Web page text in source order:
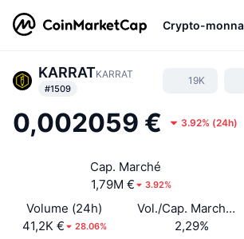
Crypto-
KARRATKARRAT
#1509
19K
0,002059 € 3.92% (24h)
Cap. Marché
1,79M €
3.92%
Volume (24h)
41,2K €
28.06%
Vol./Cap. Marché
2,29%